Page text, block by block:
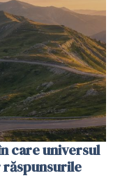
care universul